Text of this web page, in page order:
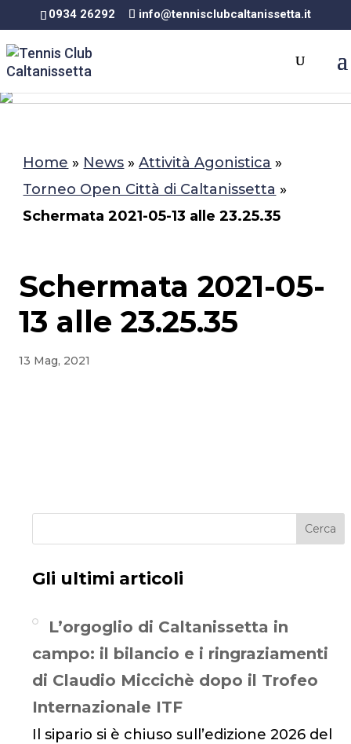
0934 26292 info@tennisclubcaltanissetta.it
Home » News »Attività Agonistica »
Torneo Open Città di Caltanissetta »
Schermata 2021-05-13 alle 23.25.35
Schermata 2021-05-
13 alle 23.25.35
13 Mag, 2021
Cerca
Gli ultimi articoli
L’orgoglio di Caltanissetta in
campo: il bilancio e i ringraziamenti
di Claudio Miccichè dopo il Trofeo
Internazionale ITF
Il sipario si è chiuso sull’edizione 2026 del